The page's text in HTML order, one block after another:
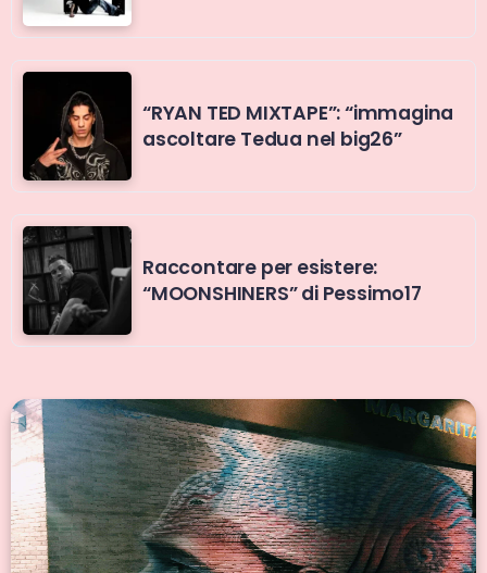
“RYAN TED MIXTAPE”: “immagina
ascoltare Tedua nel big26”
Raccontare per esistere:
“MOONSHINERS” di Pessimo17